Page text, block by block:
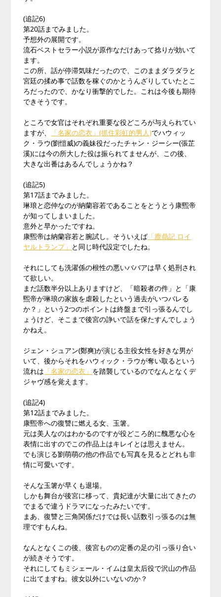
(追記6)
第20話までみました。
予想外の展開です。
流石ベストセラー小説が原作なだけあって捻りが効いて
ます。
この所、話が停滞気味だったので、このままダラダラと
宮廷の揉め事で話数を稼ぐのかとうんざりしていたとこ
ろだったので、かなり衝撃的でした。これは今後も期待
できそうです。
ところで女官はそれぞれ重要な役どころが与えられてい
ますが、
「名家の恋衣」(抓住彩虹的男人)でハウィッ
ク・ラウ(劉愷威)の義妹役だったチャン・ジーシー(張芷
溪)には今の所大した役は振られてませんが、この後、
大きな出番はあるんでしょうかね？
(追記5)
第17話までみました。
琳琅と恋仲なのが納蘭容若であることをとうとう康煕帝
が知ってしまいました。
意外と早かったですね。
康煕帝は納蘭容若と腕試し。そういえば「鹿鼎記 ロイ
ヤルトランプ」 と同じ時代設定でしたね。
それにしても洗濯係の根性の悪いババアは早く処刑され
て欲しい。
まだ話数半分以上ありますけど、「暗殺者の件」と「康
煕帝が琳琅の家族を虐殺したという過去がいつバレる
か？」という2つのポイントは終盤まで引っ張るんでし
ょうけど、そこまで後宮の諍いで話を保たすんでしょう
かねえ。
ジェン・シュアン(鄭爽)が演じる主役女性を好きな男が
いて、後からそれをハウィック・ラウが奪い取るという
流れは 「名家の恋衣」 を踏襲しているのでなんとなくデ
ジャヴ感を覚えます。
(追記4)
第12話までみました。
康煕帝への復讐に燃える女、玉箸。
元は美人なのはわかるのですが役どころ的に醜悪な心を
表情に出すのでこの作品上はキレイとは思えません。
でも演じる劉萌萌の他の作品でも写真を見るとどれも非
情に可愛いです。
そんな玉箸が早くも退場。
しかも舞台が後宮に移って、貴妃達が大量に出てきたの
でまるで違うドラマになったみたいです。
まあ、復讐と三角関係だけでは長い話数引っ張るのは無
理ですもんね。
なんとなくこの後、後宮ものの定番の足の引っ張り合い
が続きそうです。
それにしてもミシェール・イムは皇太后役で沢山の作品
に出てますね。彼女以外にいないのか？